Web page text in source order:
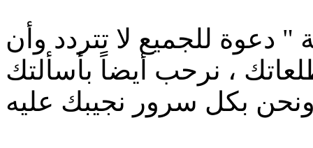
دعوة للجميع لا تتردد وأن
، نرحب أيضاً بأسألتك
بكل سرور نجيبك عليه